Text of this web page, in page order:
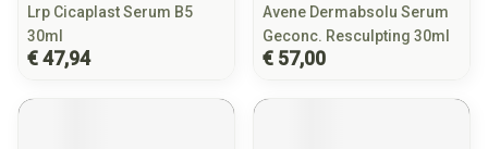
Lrp Cicaplast Serum B5
30ml
€ 47,94
Avene Dermabsolu Serum
Geconc. Resculpting 30ml
€ 57,00